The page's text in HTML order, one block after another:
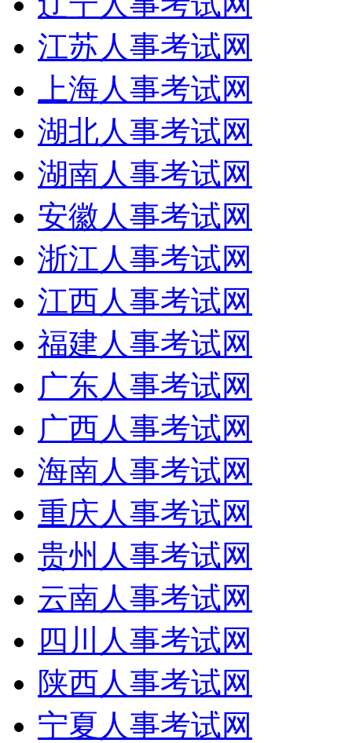
江苏人事考试网
上海人事考试网
湖北人事考试网
湖南人事考试网
安徽人事考试网
浙江人事考试网
江西人事考试网
福建人事考试网
广东人事考试网
广西人事考试网
海南人事考试网
重庆人事考试网
贵州人事考试网
云南人事考试网
四川人事考试网
陕西人事考试网
宁夏人事考试网